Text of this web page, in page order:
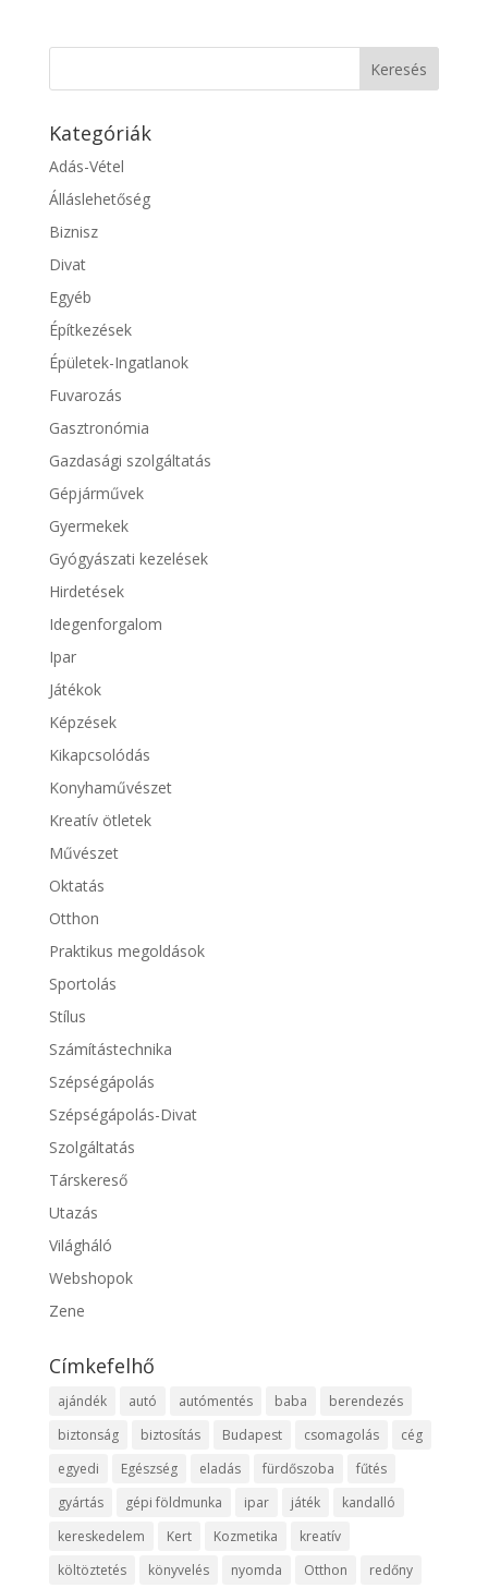
Kategóriák
Adás-Vétel
Álláslehetőség
Biznisz
Divat
Egyéb
Építkezések
Épületek-Ingatlanok
Fuvarozás
Gasztronómia
Gazdasági szolgáltatás
Gépjárművek
Gyermekek
Gyógyászati kezelések
Hirdetések
Idegenforgalom
Ipar
Játékok
Képzések
Kikapcsolódás
Konyhaművészet
Kreatív ötletek
Művészet
Oktatás
Otthon
Praktikus megoldások
Sportolás
Stílus
Számítástechnika
Szépségápolás
Szépségápolás-Divat
Szolgáltatás
Társkereső
Utazás
Világháló
Webshopok
Zene
Címkefelhő
ajándék autó autómentés baba
berendezés
biztonság
biztosítás Budapest csomagolás
cég
egyedi
Egészség eladás fürdőszoba
fűtés
gyártás
gépi földmunka ipar játék
kandalló
kereskedelem
Kert Kozmetika
kreatív
költöztetés
könyvelés nyomda Otthon redőny